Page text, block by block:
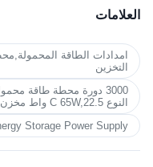
العلامات
امدادات الطاقة
التخزين
3000 دورة محطة طاقة
النوع C 65W,22.5 واط مخزن طاقة USB محمول
Storage Power Supply